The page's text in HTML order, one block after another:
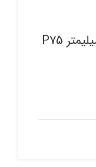
اتو لوله روتنبرگر تا سایز ۷۰ میلیمتر P75